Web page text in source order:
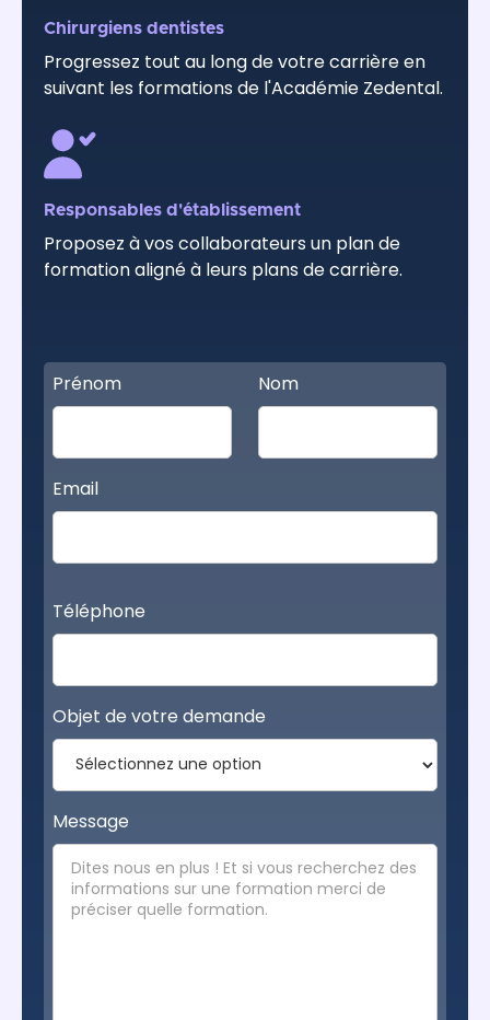
Chirurgiens dentistes
Progressez tout au long de votre carrière en
suivant les formations de l'Académie Zedental.
Responsables d'établissement
Proposez à vos collaborateurs un plan de
formation aligné à leurs plans de carrière.
Prénom Nom
Email
Téléphone
Objet de votre demande
Message